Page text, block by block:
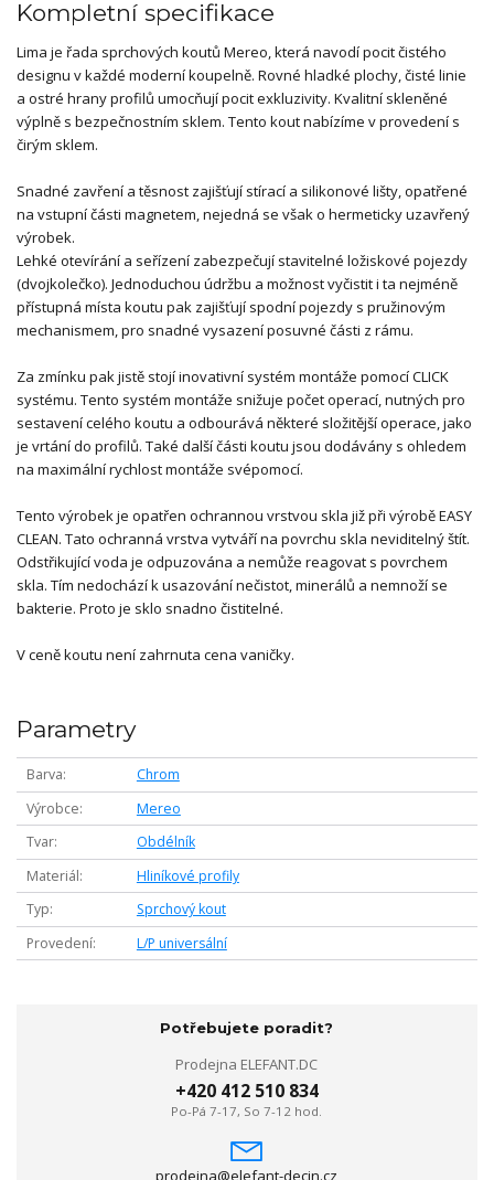
Kompletní specifikace
Lima je řada sprchových koutů Mereo, která navodí pocit čistého
designu v každé moderní koupelně. Rovné hladké plochy, čisté linie
a ostré hrany profilů umocňují pocit exkluzivity. Kvalitní skleněné
výplně s bezpečnostním sklem. Tento kout nabízíme v provedení s
čirým sklem.
Snadné zavření a těsnost zajišťují stírací a silikonové lišty, opatřené
na vstupní části magnetem, nejedná se však o hermeticky uzavřený
výrobek.
Lehké otevírání a seřízení zabezpečují stavitelné ložiskové pojezdy
(dvojkolečko). Jednoduchou údržbu a možnost vyčistit i ta nejméně
přístupná místa koutu pak zajišťují spodní pojezdy s pružinovým
mechanismem, pro snadné vysazení posuvné části z rámu.
Za zmínku pak jistě stojí inovativní systém montáže pomocí CLICK
systému. Tento systém montáže snižuje počet operací, nutných pro
sestavení celého koutu a odbourává některé složitější operace, jako
je vrtání do profilů. Také další části koutu jsou dodávány s ohledem
na maximální rychlost montáže svépomocí.
Tento výrobek je opatřen ochrannou vrstvou skla již při výrobě EASY
CLEAN. Tato ochranná vrstva vytváří na povrchu skla neviditelný štít.
Odstřikující voda je odpuzována a nemůže reagovat s povrchem
skla. Tím nedochází k usazování nečistot, minerálů a nemnoží se
bakterie. Proto je sklo snadno čistitelné.
V ceně koutu není zahrnuta cena vaničky.
Parametry
Barva
Chrom
Výrobce
Mereo
Tvar
Obdélník
Materiál
Hliníkové profily
Typ
Sprchový kout
Provedení
L/P universální
Potřebujete poradit?
Prodejna ELEFANT.DC
+420 412 510 834
Po-Pá 7-17, So 7-12 hod.
prodejna@elefant-decin.cz